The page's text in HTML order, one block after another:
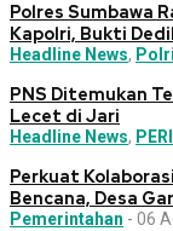
Polres Sumbawa
Kapolri, Bukti
Headline News, Polri
PNS Ditemukan
Lecet di Jari
Headline News,
Perkuat
Bencana, Desa
Pemerintahan - 06